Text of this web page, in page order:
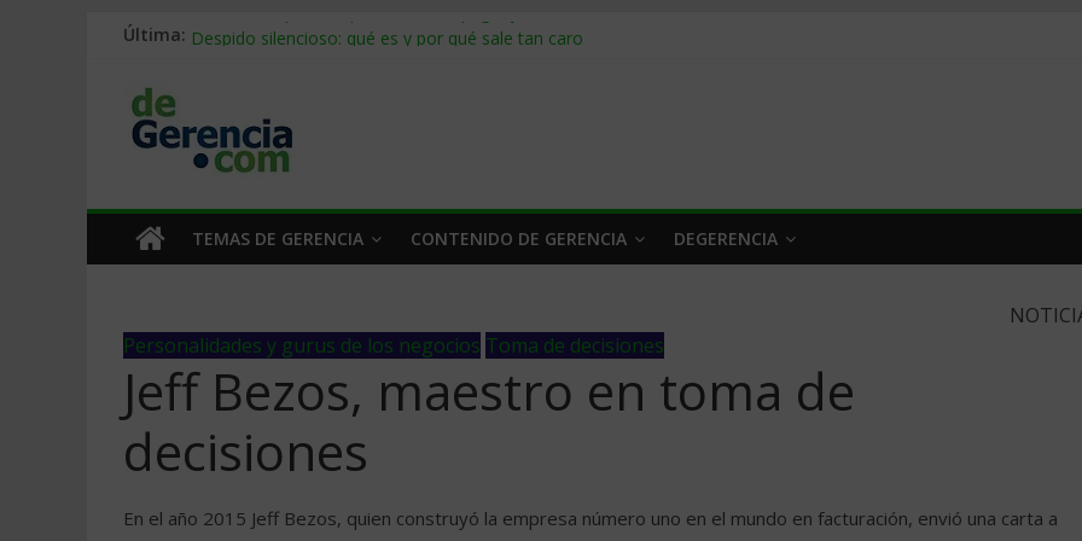
Última: Stablecoins para empresas: cómo pagar y cobrar en 2026
Trabajo forzoso en la cadena de suministro: qué hacer
Mercado hispano de EE. UU.: cómo segmentarlo y venderle
TEMAS DE GERENCIA CONTENIDO DE GERENCIA DEGERENCIA
Personalidades y gurus de los negocios Toma de decisiones
Jeff Bezos, maestro en toma de
decisiones
En el año 2015 Jeff Bezos, quien construyó la empresa número uno en el mundo en facturación, envió una carta a